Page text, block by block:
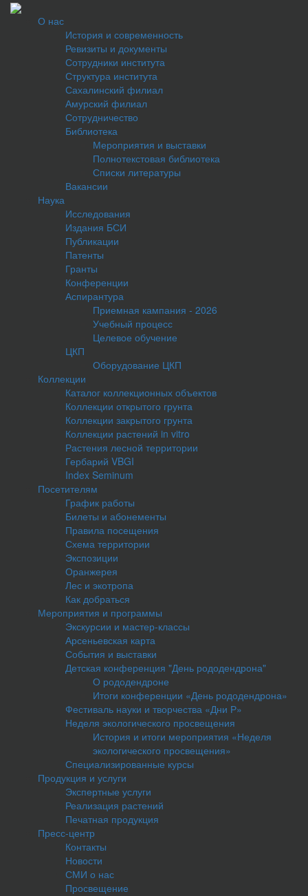
О нас
История и современность
Ревизиты и документы
Сотрудники института
Структура института
Сахалинский филиал
Амурский филиал
Сотрудничество
Библиотека
Мероприятия и выставки
Полнотекстовая библиотека
Списки литературы
Вакансии
Наука
Исследования
Издания БСИ
Публикации
Патенты
Гранты
Конференции
Аспирантура
Приемная кампания - 2026
Учебный процесс
Целевое обучение
ЦКП
Оборудование ЦКП
Коллекции
Каталог коллекционных объектов
Коллекции открытого грунта
Коллекции закрытого грунта
Коллекции растений in vitro
Растения лесной территории
Гербарий VBGI
Index Seminum
Посетителям
График работы
Билеты и абонементы
Правила посещения
Схема территории
Экспозиции
Оранжерея
Лес и экотропа
Как добраться
Мероприятия и программы
Экскурсии и мастер-классы
Арсеньевская карта
События и выставки
Детская конференция "День рододендрона"
О рододендроне
Итоги конференции «День рододендрона»
Фестиваль науки и творчества «Дни Р»
Неделя экологического просвещения
История и итоги мероприятия «Неделя
экологического просвещения»
Специализированные курсы
Продукция и услуги
Экспертные услуги
Реализация растений
Печатная продукция
Пресс-центр
Контакты
Новости
СМИ о нас
Просвещение